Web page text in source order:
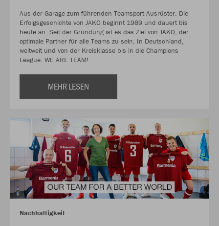
Aus der Garage zum führenden Teamsport-Ausrüster. Die
Erfolgsgeschichte von JAKO beginnt 1989 und dauert bis
heute an. Seit der Gründung ist es das Ziel von JAKO, der
optimale Partner für alle Teams zu sein. In Deutschland,
weltweit und von der Kreisklasse bis in die Champions
League. WE ARE TEAM!
MEHR LESEN
Nachhaltigkeit